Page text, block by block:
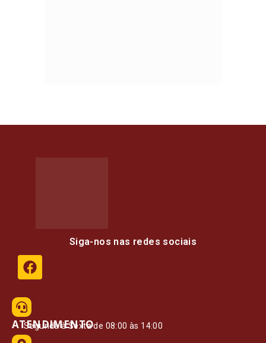
Siga-nos nas redes sociais
ATENDIMENTO
Segunda à Sexta de 08:00 às 14:00